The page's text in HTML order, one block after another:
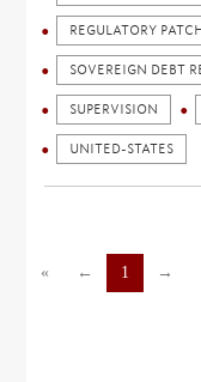
REGULATORY
SOVEREIGN DEBT
SUPERVISION
UNITED-STATES
« ← 1 →